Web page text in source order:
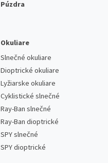
Púzdra
Okuliare
Slnečné okuliare
Dioptrické okuliare
Lyžiarske okuliare
Cyklistické slnečné
Ray-Ban slnečné
Ray-Ban dioptrické
SPY slnečné
SPY dioptrické